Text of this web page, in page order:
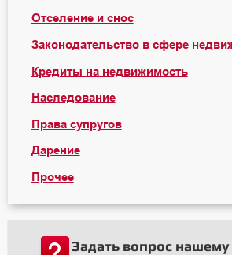
Отселение и снос
Законодательство в сфере
Кредиты на недвижимость
Наследование
Права супругов
Дарение
Прочее
Задать вопрос нашему